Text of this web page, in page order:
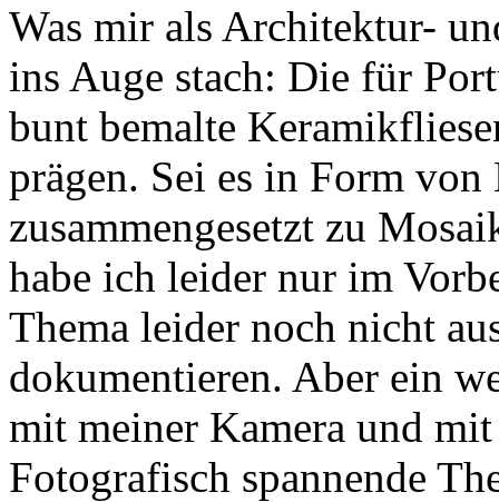
Was mir als Architektur-
ins Auge stach: Die für
bunt bemalte
prägen. Sei es in Form
zusammengesetzt zu
habe ich leider nur im
Thema leider noch nicht
dokumentieren. Aber ein
mit meiner Kamera und
Fotografisch spannende